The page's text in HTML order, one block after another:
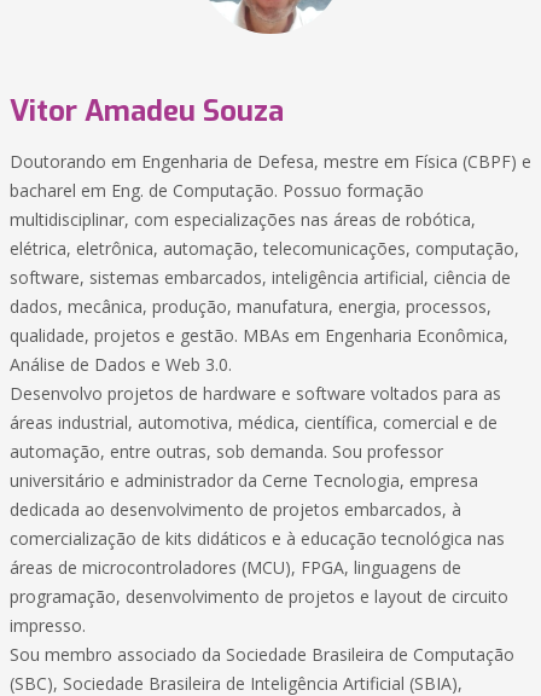
Vitor Amadeu Souza
Doutorando em Engenharia de Defesa, mestre em Física (CBPF) e
bacharel em Eng. de Computação. Possuo formação
multidisciplinar, com especializações nas áreas de robótica,
elétrica, eletrônica, automação, telecomunicações, computação,
software, sistemas embarcados, inteligência artificial, ciência de
dados, mecânica, produção, manufatura, energia, processos,
qualidade, projetos e gestão. MBAs em Engenharia Econômica,
Análise de Dados e Web 3.0.
Desenvolvo projetos de hardware e software voltados para as
áreas industrial, automotiva, médica, científica, comercial e de
automação, entre outras, sob demanda. Sou professor
universitário e administrador da Cerne Tecnologia, empresa
dedicada ao desenvolvimento de projetos embarcados, à
comercialização de kits didáticos e à educação tecnológica nas
áreas de microcontroladores (MCU), FPGA, linguagens de
programação, desenvolvimento de projetos e layout de circuito
impresso.
Sou membro associado da Sociedade Brasileira de Computação
(SBC), Sociedade Brasileira de Inteligência Artificial (SBIA),